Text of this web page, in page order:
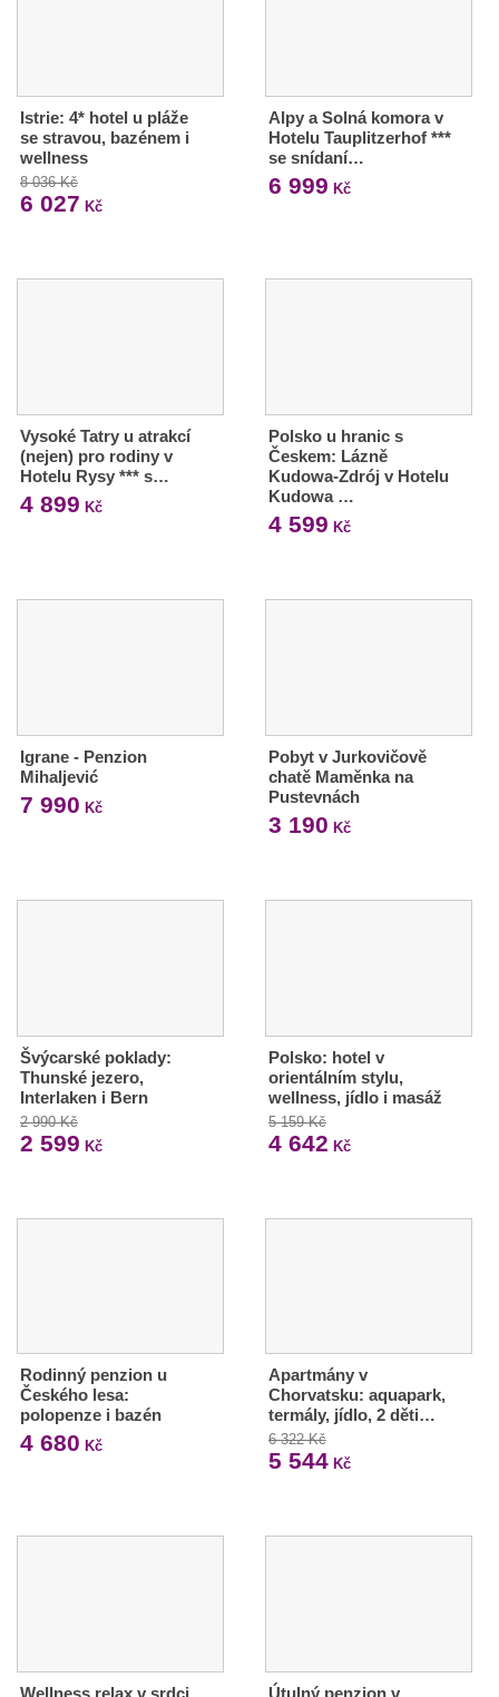
Istrie: 4* hotel u pláže
se stravou, bazénem i
wellness
8 036 Kč
6 027 Kč
Alpy a Solná komora v
Hotelu Tauplitzerhof ***
se snídaní…
6 999 Kč
Vysoké Tatry u atrakcí
(nejen) pro rodiny v
Hotelu Rysy *** s…
4 899 Kč
Polsko u hranic s
Českem: Lázně
Kudowa-Zdrój v Hotelu
Kudowa …
4 599 Kč
Igrane - Penzion
Mihaljević
7 990 Kč
Pobyt v Jurkovičově
chatě Maměnka na
Pustevnách
3 190 Kč
Švýcarské poklady:
Thunské jezero,
Interlaken i Bern
2 990 Kč
2 599 Kč
Polsko: hotel v
orientálním stylu,
wellness, jídlo i masáž
5 159 Kč
4 642 Kč
Rodinný penzion u
Českého lesa:
polopenze i bazén
4 680 Kč
Apartmány v
Chorvatsku: aquapark,
termály, jídlo, 2 děti…
6 322 Kč
5 544Kč